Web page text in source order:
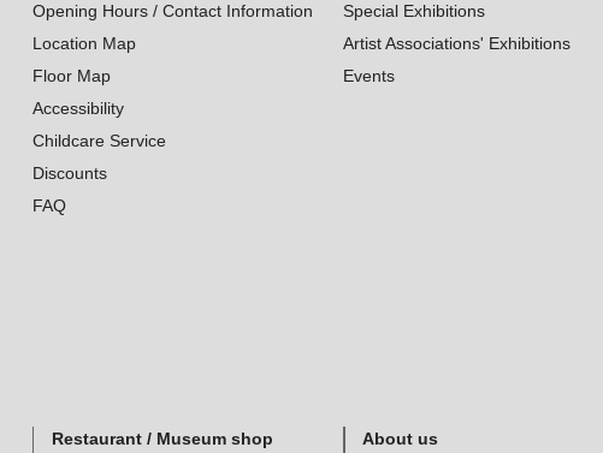
Opening Hours / Contact Information
Location Map
Floor Map
Accessibility
Childcare Service
Discounts
FAQ
Special Exhibitions
Artist Associations' Exhibitions
Events
Restaurant / Museum shop About us